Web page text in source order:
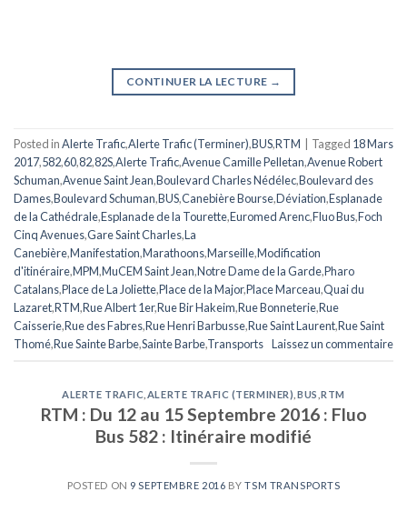
CONTINUER LA LECTURE →
Posted inAlerte Trafic,Alerte Trafic (Terminer),BUS,RTM Tagged 18 Mars
2017,582,60,82,82S,Alerte Trafic,Avenue Camille Pelletan,Avenue Robert
Schuman,Avenue Saint Jean,Boulevard Charles Nédélec,Boulevard des
Dames,Boulevard Schuman,BUS,Canebière Bourse,Déviation,Esplanade
de la Cathédrale,Esplanade de la Tourette,Euromed Arenc,Fluo Bus,Foch
Cinq Avenues,Gare Saint Charles,La
Canebière,Manifestation,Marathoons,Marseille,Modification
d'itinéraire,MPM,MuCEM Saint Jean,Notre Dame de la Garde,Pharo
Catalans,Place de La Joliette,Place de la Major,Place Marceau,Quai du
Lazaret,RTM,Rue Albert 1er,Rue Bir Hakeim,Rue Bonneterie,Rue
Caisserie,Rue des Fabres,Rue Henri Barbusse,Rue Saint Laurent,Rue Saint
Thomé,Rue Sainte Barbe,Sainte Barbe,Transports Laissez un commentaire
ALERTE TRAFIC ALERTE TRAFIC (TERMINER) BUS ,RTM
RTM : Du 12 au 15 Septembre 2016 : Fluo
Bus 582 : Itinéraire modifié
POSTED ON 9 SEPTEMBRE 2016 BYTSM TRANSPORTS